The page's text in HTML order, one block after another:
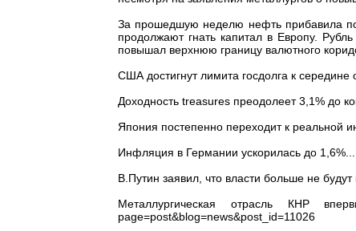
За прошедшую неделю нефть прибавила
продолжают гнать капитал в Европу.
повышал верхнюю границу валютного
США достигнут лимита госдолга к
Доходность treasures преодолеет 3,1% до
Япония постепенно переходит к
Инфляция в Германии ускорилась до
В.Путин заявил, что власти больше не
Металлургическая отрасль КНР
page=post&blog=news&post_id=11026